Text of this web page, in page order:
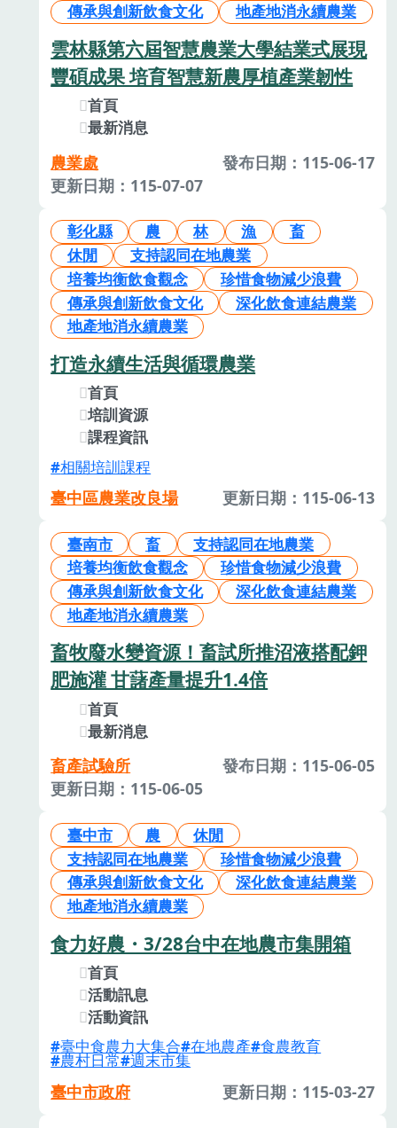
傳承與創新飲食文化
地產地消永續農業
雲林縣第六屆智慧農業大學結業式展現
豐碩成果 培育智慧新農厚植產業韌性
首頁
最新消息
農業處
發布日期：115-06-17
更新日期：115-07-07
彰化縣 農 林 漁
畜
休閒
支持認同在地農業
培養均衡飲食觀念
珍惜食物減少浪費
傳承與創新飲食文化
深化飲食連結農業
地產地消永續農業
打造永續生活與循環農業
首頁
培訓資源
課程資訊
相關培訓課程
臺中區農業改良場 更新日期：115-06-13
臺南市 畜
支持認同在地農業
培養均衡飲食觀念
珍惜食物減少浪費
傳承與創新飲食文化
深化飲食連結農業
地產地消永續農業
畜牧廢水變資源！畜試所推沼液搭配鉀
肥施灌 甘藷產量提升1.4倍
首頁
最新消息
畜產試驗所
發布日期：115-06-05
更新日期：115-06-05
臺中市 農
休閒
支持認同在地農業
珍惜食物減少浪費
傳承與創新飲食文化
深化飲食連結農業
地產地消永續農業
食力好農・3/28台中在地農市集開箱
首頁
活動訊息
活動資訊
臺中食農力大集合 在地農產 食農教育
農村日常 週末市集
臺中市政府 更新日期：115-03-27